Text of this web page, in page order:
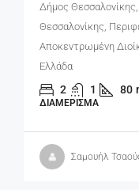
Δήμος
Θεσσαλονίκης,
Αποκεντρωμένη
Ελλάδα
2 1 80
ΔΙΑΜΈΡΙΣΜΑ
Σαμουήλ